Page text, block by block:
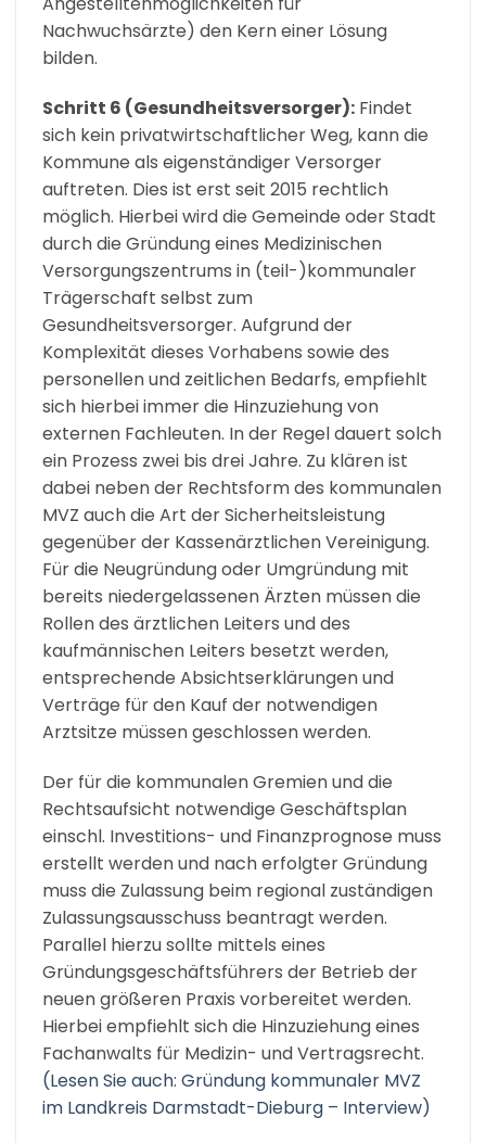
Nachwuchsärzte) den Kern einer Lösung
bilden.
Schritt 6 (Gesundheitsversorger): Findet
sich kein privatwirtschaftlicher Weg, kann die
Kommune als eigenständiger Versorger
auftreten. Dies ist erst seit 2015 rechtlich
möglich. Hierbei wird die Gemeinde oder Stadt
durch die Gründung eines Medizinischen
Versorgungszentrums in (teil-)kommunaler
Trägerschaft selbst zum
Gesundheitsversorger. Aufgrund der
Komplexität dieses Vorhabens sowie des
personellen und zeitlichen Bedarfs, empfiehlt
sich hierbei immer die Hinzuziehung von
externen Fachleuten. In der Regel dauert solch
ein Prozess zwei bis drei Jahre. Zu klären ist
dabei neben der Rechtsform des kommunalen
MVZ auch die Art der Sicherheitsleistung
gegenüber der Kassenärztlichen Vereinigung.
Für die Neugründung oder Umgründung mit
bereits niedergelassenen Ärzten müssen die
Rollen des ärztlichen Leiters und des
kaufmännischen Leiters besetzt werden,
entsprechende Absichtserklärungen und
Verträge für den Kauf der notwendigen
Arztsitze müssen geschlossen werden.
Der für die kommunalen Gremien und die
Rechtsaufsicht notwendige Geschäftsplan
einschl. Investitions- und Finanzprognose muss
erstellt werden und nach erfolgter Gründung
muss die Zulassung beim regional zuständigen
Zulassungsausschuss beantragt werden.
Parallel hierzu sollte mittels eines
Gründungsgeschäftsführers der Betrieb der
neuen größeren Praxis vorbereitet werden.
Hierbei empfiehlt sich die Hinzuziehung eines
Fachanwalts für Medizin- und Vertragsrecht.
(Lesen Sie auch: Gründung kommunaler MVZ
im Landkreis Darmstadt-Dieburg – Interview)